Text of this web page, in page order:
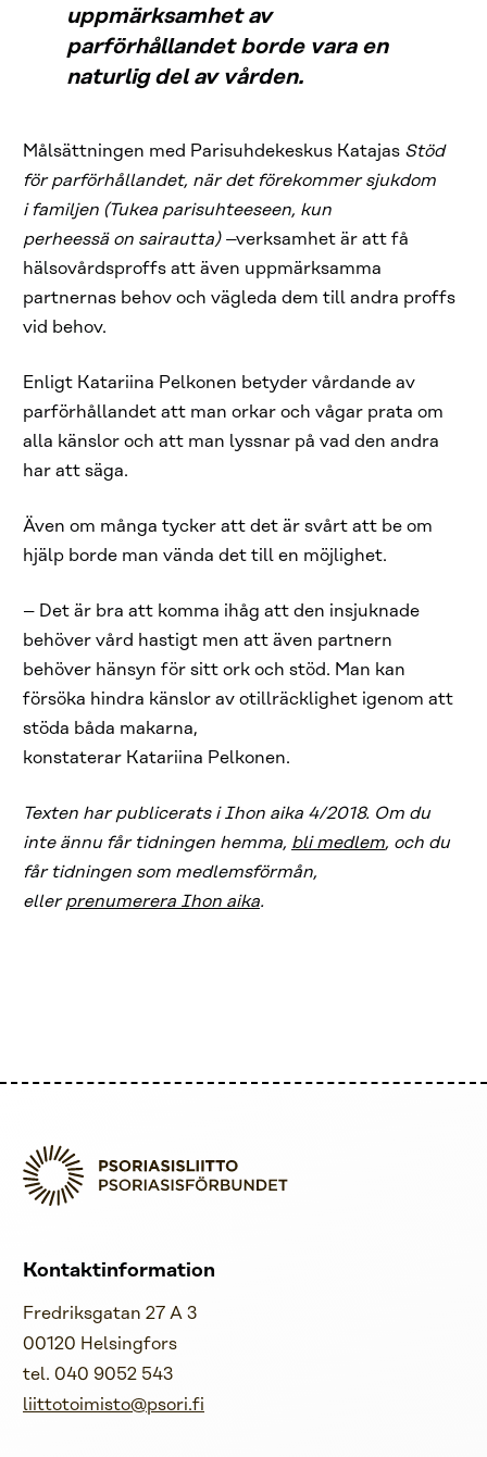
uppmärksamhet av
parförhållandet borde vara en
naturlig del av vården.
Målsättningen med Parisuhdekeskus Katajas Stöd
för parförhållandet, när det förekommer sjukdom
i familjen (Tukea parisuhteeseen, kun
perheessä on sairautta) –verksamhet är att få
hälsovårdsproffs att även uppmärksamma
partnernas behov och vägleda dem till andra proffs
vid behov.
Enligt Katariina Pelkonen betyder vårdande av
parförhållandet att man orkar och vågar prata om
alla känslor och att man lyssnar på vad den andra
har att säga.
Även om många tycker att det är svårt att be om
hjälp borde man vända det till en möjlighet.
– Det är bra att komma ihåg att den insjuknade
behöver vård hastigt men att även partnern
behöver hänsyn för sitt ork och stöd. Man kan
försöka hindra känslor av otillräcklighet igenom att
stöda båda makarna,
konstaterar Katariina Pelkonen.
Texten har publicerats i Ihon aika 4/2018. Om du
inte ännu får tidningen hemma, bli medlem, och du
får tidningen som medlemsförmån,
ellerprenumerera Ihon aika.
Kontaktinformation
Fredriksgatan 27 A 3
00120 Helsingfors
tel. 040 9052 543
liittotoimisto@psori.fi